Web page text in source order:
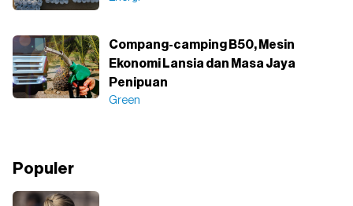
Compang-camping B50, Mesin
Ekonomi Lansia dan Masa Jaya
Penipuan
Green
Populer